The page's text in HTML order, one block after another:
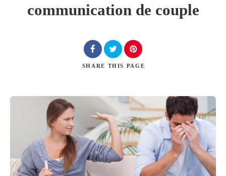
communication de couple
SHARE THIS PAGE